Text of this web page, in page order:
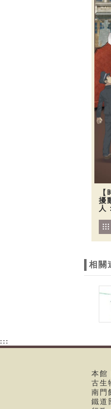
擾
人
相關
:::
本館
古生
南門
鐵道